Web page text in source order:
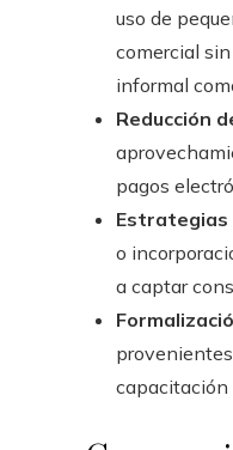
uso de
comercial
informal
Reducción
pagos
Estrategias
o
a captar
capacitación